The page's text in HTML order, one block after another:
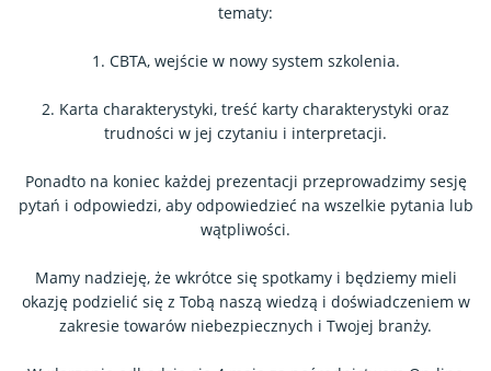
tematy:
1. CBTA, wejście w nowy system szkolenia.
2. Karta charakterystyki, treść karty charakterystyki oraz
trudności w jej czytaniu i interpretacji.
Ponadto na koniec każdej prezentacji przeprowadzimy sesję
pytań i odpowiedzi, aby odpowiedzieć na wszelkie pytania lub
wątpliwości.
Mamy nadzieję, że wkrótce się spotkamy i będziemy mieli
okazję podzielić się z Tobą naszą wiedzą i doświadczeniem w
zakresie towarów niebezpiecznych i Twojej branży.